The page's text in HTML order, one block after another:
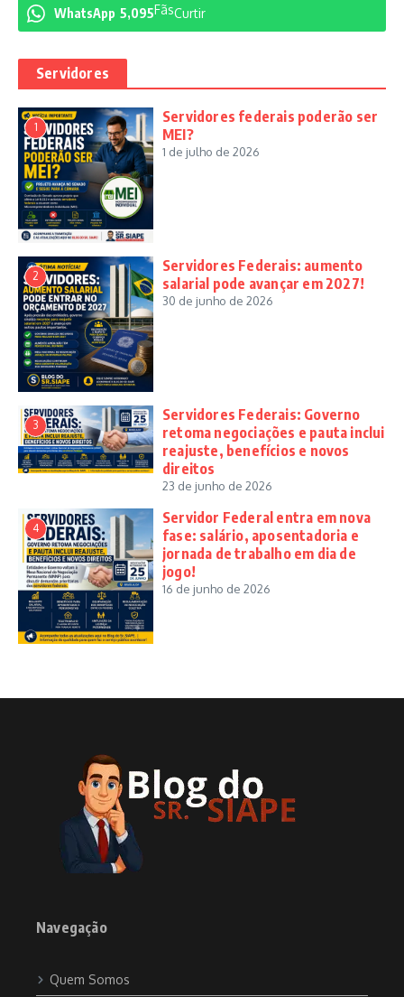
WhatsApp 5,095FãsCurtir
Servidores
1
Servidores federais poderão ser
MEI?
1 de julho de 2026
2
Servidores Federais: aumento
salarial pode avançar em 2027!
30 de junho de 2026
3
Servidores Federais: Governo
retoma negociações e pauta inclui
reajuste, benefícios e novos
direitos
23 de junho de 2026
4
Servidor Federal entra em nova
fase: salário, aposentadoria e
jornada de trabalho em dia de
jogo!
16 de junho de 2026
Navegação
Quem Somos